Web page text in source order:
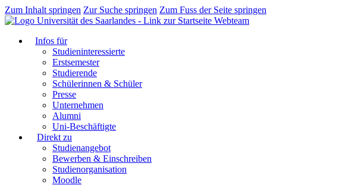
Zum Inhalt springen Zur Suche springen Zum Fuss der Seite springen
Webteam
Infos für
Studieninteressierte
Erstsemester
Studierende
Schülerinnen & Schüler
Presse
Unternehmen
Alumni
Uni-Beschäftigte
Direkt zu
Studienangebot
Bewerben & Einschreiben
Studienorganisation
Moodle